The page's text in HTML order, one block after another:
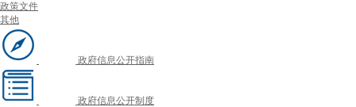
政策文件
其他
政府信息公开指南
政府信息公开制度